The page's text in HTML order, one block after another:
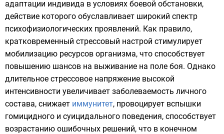
адаптации индивида в условиях боевой обстановки,
действие которого обуславливает широкий спектр
психофизиологических проявлений. Как правило,
кратковременный стрессовый настрой стимулирует
мобилизацию ресурсов организма, что способствует
повышению шансов на выживание на поле боя. Однако
длительное стрессовое напряжение высокой
интенсивности увеличивает заболеваемость личного
состава, снижает иммунитет, провоцирует вспышки
гомицидного и суицидального поведения, способствует
возрастанию ошибочных решений, что в конечном